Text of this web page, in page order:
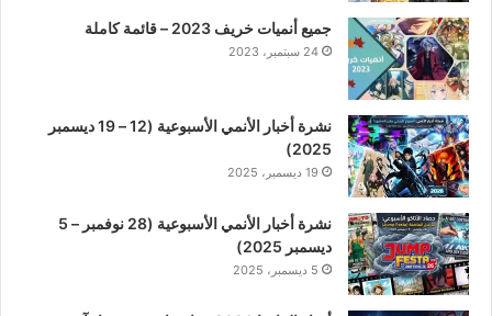
جميع أنميات خريف 2023 – قائمة كاملة
24 سبتمبر، 2023
نشرة أخبار الأنمي الأسبوعية (12 – 19 ديسمبر
2025)
19 ديسمبر، 2025
نشرة أخبار الأنمي الأسبوعية (28 نوفمبر – 5
ديسمبر 2025)
5 ديسمبر، 2025